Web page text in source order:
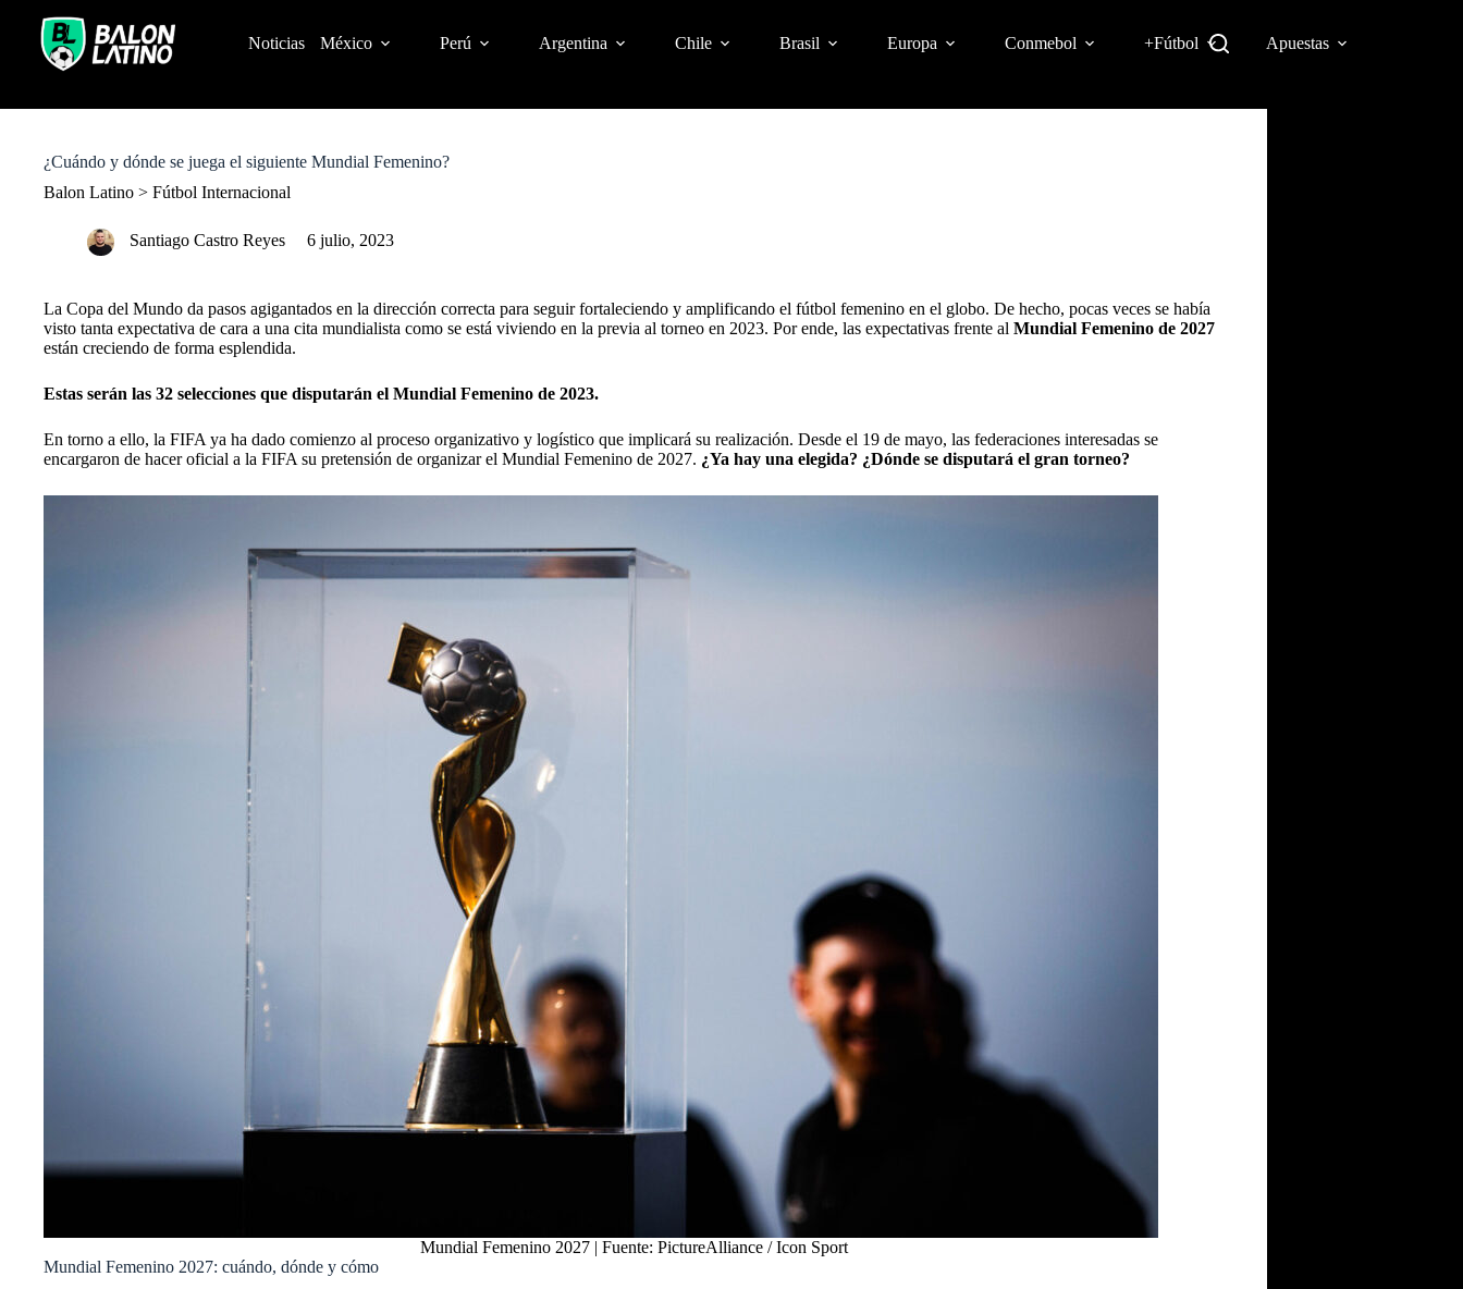
o
Noticias México Perú Argentina Chile Brasil Europa Conmebol +Fútbol Apuestas
¿Cuándo y dónde se juega el siguiente Mundial Femenino?
Balon Latino > Fútbol Internacional
Santiago Castro Reyes 6 julio, 2023
La Copa del Mundo da pasos agigantados en la dirección correcta para seguir fortaleciendo y amplificando el fútbol femenino en el globo. De hecho, pocas veces se había
visto tanta expectativa de cara a una cita mundialista como se está viviendo en la previa al torneo en 2023. Por ende, las expectativas frente al Mundial Femenino de 2027
están creciendo de forma esplendida.
Estas serán las 32 selecciones que disputarán el Mundial Femenino de 2023.
En torno a ello, la FIFA ya ha dado comienzo al proceso organizativo y logístico que implicará su realización. Desde el 19 de mayo, las federaciones interesadas se
encargaron de hacer oficial a la FIFA su pretensión de organizar el Mundial Femenino de 2027. ¿Ya hay una elegida? ¿Dónde se disputará el gran torneo?
Mundial Femenino 2027 | Fuente: PictureAlliance / Icon Sport
Mundial Femenino 2027: cuándo, dónde y cómo